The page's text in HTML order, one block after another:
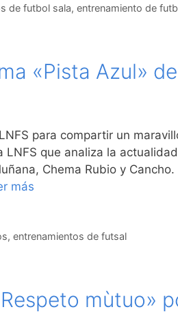
de futbol sala, entrenamiento de
«Pista Azul»
para compartir un
LNFS que analiza la
Chema Rubio y
más
, entrenamientos de futsal
mùtuo»